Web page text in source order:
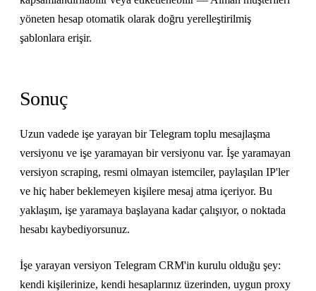
yöneten hesap otomatik olarak doğru yerelleştirilmiş
şablonlara erişir.
Sonuç
Uzun vadede işe yarayan bir Telegram toplu mesajlaşma
versiyonu ve işe yaramayan bir versiyonu var. İşe yaramayan
versiyon scraping, resmi olmayan istemciler, paylaşılan IP'ler
ve hiç haber beklemeyen kişilere mesaj atma içeriyor. Bu
yaklaşım, işe yaramaya başlayana kadar çalışıyor, o noktada
hesabı kaybediyorsunuz.
İşe yarayan versiyon Telegram CRM'in kurulu olduğu şey:
kendi kişilerinize, kendi hesaplarınız üzerinden, uygun proxy